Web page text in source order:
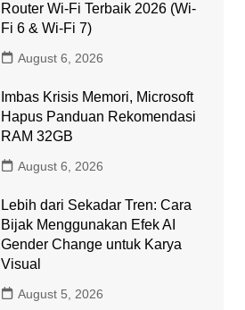
Router Wi-Fi Terbaik 2026 (Wi-
Fi 6 & Wi-Fi 7)
August 6, 2026
Imbas Krisis Memori, Microsoft
Hapus Panduan Rekomendasi
RAM 32GB
August 6, 2026
Lebih dari Sekadar Tren: Cara
Bijak Menggunakan Efek AI
Gender Change untuk Karya
Visual
August 5, 2026